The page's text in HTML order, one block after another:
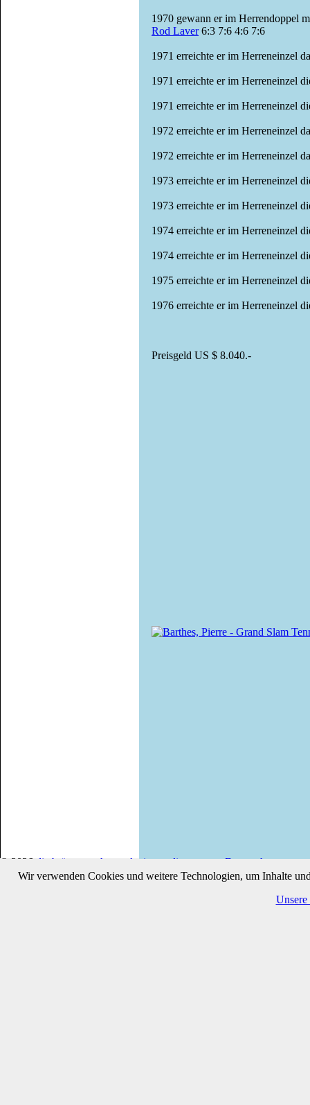
1970 gewann er im Herrendoppel
Rod Laver6:3 7:6 4:6 7:6
1971 erreichte er im Herreneinzel
1971 erreichte er im Herreneinzel
1971 erreichte er im Herreneinzel
1972 erreichte er im Herreneinzel
1972 erreichte er im Herreneinzel
1973 erreichte er im Herreneinzel
1973 erreichte er im Herreneinzel
1974 erreichte er im Herreneinzel
1974 erreichte er im Herreneinzel
1975 erreichte er im Herreneinzel
1976 erreichte er im Herreneinzel
Preisgeld
© 2026 die brümmersche marketingmediaagentur·Datenschutz
Wir verwenden Cookies und weitere Technologien, um Inhalte
Unsere